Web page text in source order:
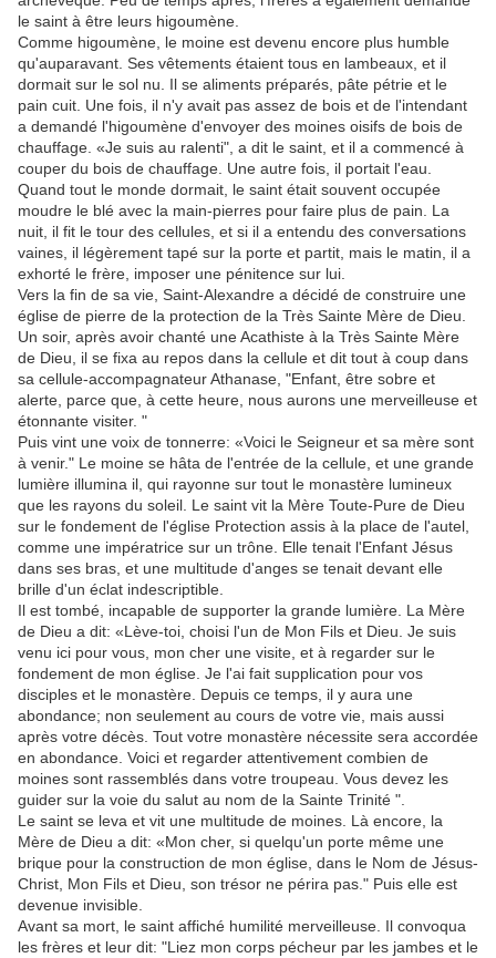
le saint à être leurs higoumène.
Comme higoumène, le moine est devenu encore plus humble
qu'auparavant. Ses vêtements étaient tous en lambeaux, et il
dormait sur le sol nu. Il se aliments préparés, pâte pétrie et le
pain cuit. Une fois, il n'y avait pas assez de bois et de l'intendant
a demandé l'higoumène d'envoyer des moines oisifs de bois de
chauffage. «Je suis au ralenti", a dit le saint, et il a commencé à
couper du bois de chauffage. Une autre fois, il portait l'eau.
Quand tout le monde dormait, le saint était souvent occupée
moudre le blé avec la main-pierres pour faire plus de pain. La
nuit, il fit le tour des cellules, et si il a entendu des conversations
vaines, il légèrement tapé sur la porte et partit, mais le matin, il a
exhorté le frère, imposer une pénitence sur lui.
Vers la fin de sa vie, Saint-Alexandre a décidé de construire une
église de pierre de la protection de la Très Sainte Mère de Dieu.
Un soir, après avoir chanté une Acathiste à la Très Sainte Mère
de Dieu, il se fixa au repos dans la cellule et dit tout à coup dans
sa cellule-accompagnateur Athanase, "Enfant, être sobre et
alerte, parce que, à cette heure, nous aurons une merveilleuse et
étonnante visiter. "
Puis vint une voix de tonnerre: «Voici le Seigneur et sa mère sont
à venir." Le moine se hâta de l'entrée de la cellule, et une grande
lumière illumina il, qui rayonne sur tout le monastère lumineux
que les rayons du soleil. Le saint vit la Mère Toute-Pure de Dieu
sur le fondement de l'église Protection assis à la place de l'autel,
comme une impératrice sur un trône. Elle tenait l'Enfant Jésus
dans ses bras, et une multitude d'anges se tenait devant elle
brille d'un éclat indescriptible.
Il est tombé, incapable de supporter la grande lumière. La Mère
de Dieu a dit: «Lève-toi, choisi l'un de Mon Fils et Dieu. Je suis
venu ici pour vous, mon cher une visite, et à regarder sur le
fondement de mon église. Je l'ai fait supplication pour vos
disciples et le monastère. Depuis ce temps, il y aura une
abondance; non seulement au cours de votre vie, mais aussi
après votre décès. Tout votre monastère nécessite sera accordée
en abondance. Voici et regarder attentivement combien de
moines sont rassemblés dans votre troupeau. Vous devez les
guider sur la voie du salut au nom de la Sainte Trinité ".
Le saint se leva et vit une multitude de moines. Là encore, la
Mère de Dieu a dit: «Mon cher, si quelqu'un porte même une
brique pour la construction de mon église, dans le Nom de Jésus-
Christ, Mon Fils et Dieu, son trésor ne périra pas." Puis elle est
devenue invisible.
Avant sa mort, le saint affiché humilité merveilleuse. Il convoqua
les frères et leur dit: "Liez mon corps pécheur par les jambes et le